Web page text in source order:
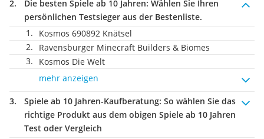
Die besten Spiele ab 10 Jahren: Wählen Sie Ihren
persönlichen Testsieger aus der Bestenliste.
Kosmos 690892 Knätsel
Ravensburger Minecraft Builders & Biomes
Kosmos Die Welt
mehr anzeigen
Spiele ab 10 Jahren-Kaufberatung: So wählen Sie das
richtige Produkt aus dem obigen Spiele ab 10 Jahren
Test oder Vergleich